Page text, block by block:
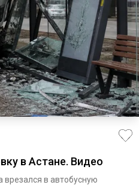
в Астане. Видео
врезался в автобусную